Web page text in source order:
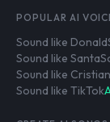
POPULAR AI
Sound like Donald
Sound like Santa
Sound like
Sound like TikTok